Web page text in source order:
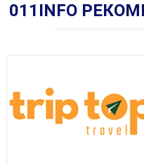
011INFO